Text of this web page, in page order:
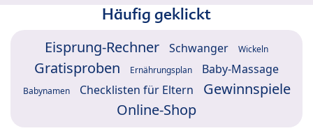
Häufig geklickt
Eisprung-Rechner Schwanger Wickeln
Gratisproben Ernährungsplan Baby-Massage
Babynamen Checklisten für Eltern
Gewinnspiele
Online-Shop